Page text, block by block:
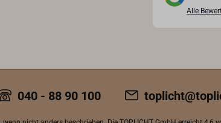
Alle
040 - 88 90 100